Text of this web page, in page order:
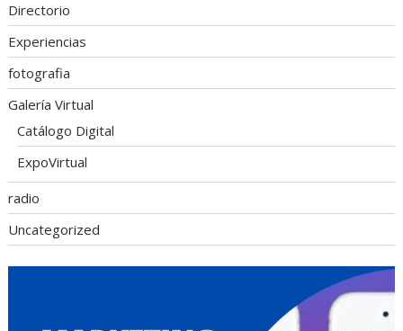
Directorio
Experiencias
fotografia
Galería Virtual
Catálogo Digital
ExpoVirtual
radio
Uncategorized